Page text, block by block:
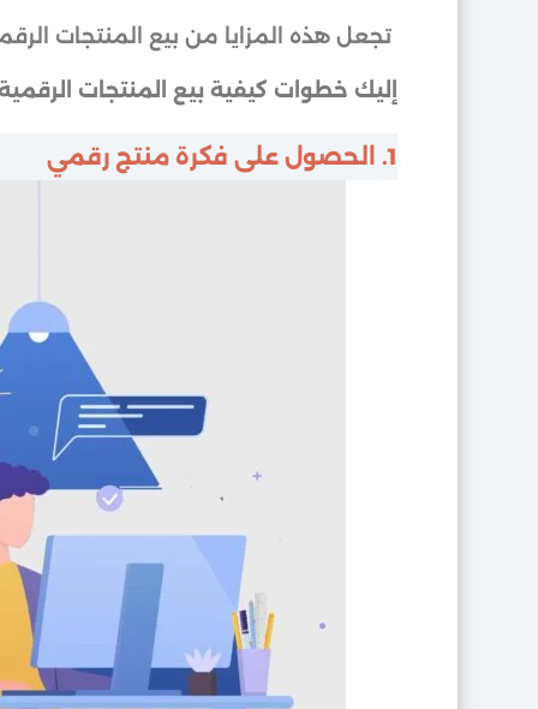
تجعل هذه المزايا من بيع المنتجات
إليك خطوات كيفية بيع المنتجات
1. الحصول على فكرة منتج رقمي